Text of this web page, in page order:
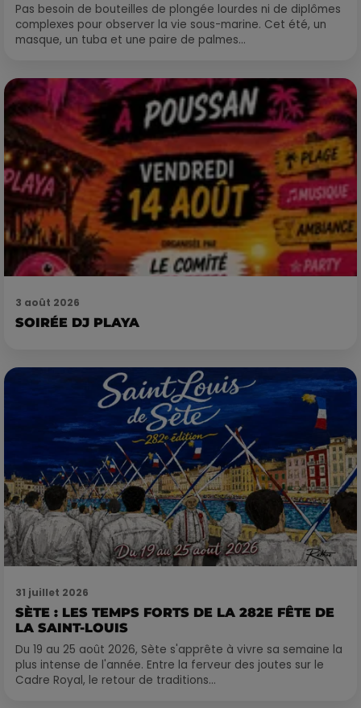
Pas besoin de bouteilles de plongée lourdes ni de diplômes
complexes pour observer la vie sous-marine. Cet été, un
masque, un tuba et une paire de palmes...
3 août 2026
SOIRÉE DJ PLAYA
31 juillet 2026
SÈTE : LES TEMPS FORTS DE LA 282E FÊTE DE
LA SAINT-LOUIS
Du 19 au 25 août 2026, Sète s'apprête à vivre sa semaine la
plus intense de l'année. Entre la ferveur des joutes sur le
Cadre Royal, le retour de traditions...